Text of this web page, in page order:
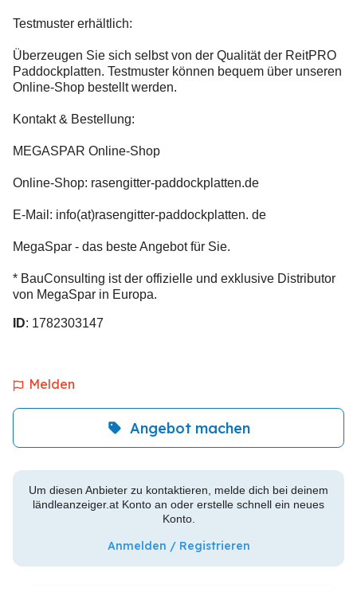
Testmuster erhältlich:
Überzeugen Sie sich selbst von der Qualität der ReitPRO
Paddockplatten. Testmuster können bequem über unseren
Online-Shop bestellt werden.
Kontakt & Bestellung:
MEGASPAR Online-Shop
Online-Shop: rasengitter-paddockplatten.de
E-Mail: info(at)rasengitter-paddockplatten. de
MegaSpar - das beste Angebot für Sie.
* BauConsulting ist der offizielle und exklusive Distributor
von MegaSpar in Europa.
ID: 1782303147
Melden
Angebot machen
Um diesen Anbieter zu kontaktieren, melde dich bei deinem
ländleanzeiger.at Konto an oder erstelle schnell ein neues
Konto.
Anmelden / Registrieren